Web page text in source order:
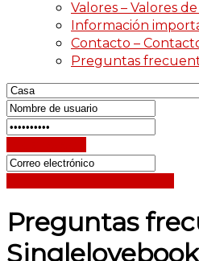
Valores – Valores
Información
Contacto –
Preguntas
Preguntas